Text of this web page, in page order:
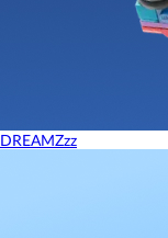
DREAMZzz